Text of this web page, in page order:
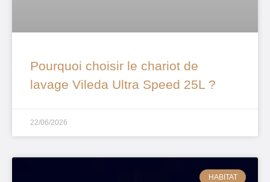
Pourquoi choisir le chariot de
lavage Vileda Ultra Speed 25L ?
22/06/2026
HABITAT